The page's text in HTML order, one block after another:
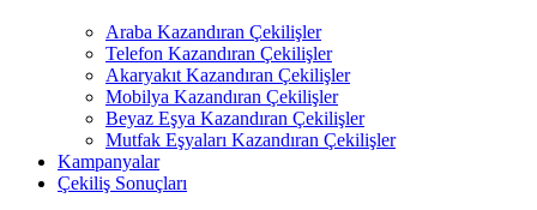
Araba Kazandıran Çekilişler
Telefon Kazandıran Çekilişler
Akaryakıt Kazandıran Çekilişler
Mobilya Kazandıran Çekilişler
Beyaz Eşya Kazandıran Çekilişler
Mutfak Eşyaları Kazandıran Çekilişler
Kampanyalar
Çekiliş Sonuçları